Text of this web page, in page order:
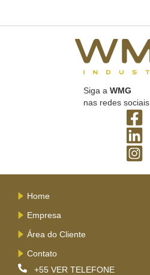
Siga a WMG
nas redes sociais
Home
Empresa
Área do Cliente
Contato
+55 VER TELEFONE